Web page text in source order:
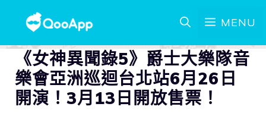
MENU
《女神異聞錄5》爵士大樂隊音
樂會亞洲巡迴台北站6月26日
開演！3月13日開放售票！